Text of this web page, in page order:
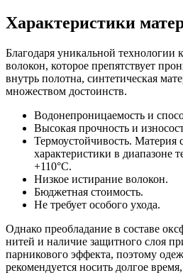
Характеристики
Благодаря уникальной технологии
волокон, которое препятствует
внутрь полотна, синтетическая
множеством достоинств.
Водонепроницаемость и
Высокая прочность и
Термоустойчивость. Материя
характеристики в диапазоне
+110°С.
Низкое истирание волокон.
Бюджетная стоимость.
Не требует особого ухода.
Однако преобладание в составе
нитей и наличие защитного слоя
парникового эффекта, поэтому
рекомендуется носить долгое